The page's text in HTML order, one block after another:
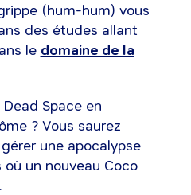
(hum-hum) vous
des études allant
le domaine de la
Space en
? Vous saurez
une apocalypse
un nouveau Coco